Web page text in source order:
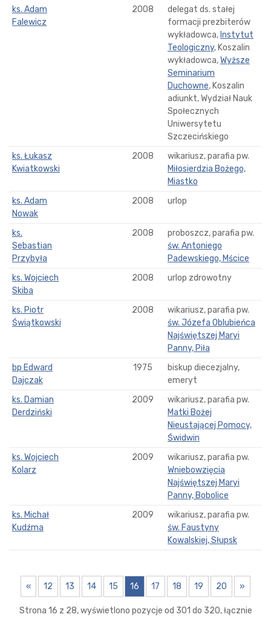
ks. Adam
Falewicz
2008
delegat ds. stałej
formacji prezbiterów
wykładowca, Instytut
Teologiczny, Koszalin
wykładowca,Wyższe
Seminarium
Duchowne, Koszalin
adiunkt, Wydział Nauk
Społecznych
Uniwersytetu
Szczecińskiego
ks. Łukasz
Kwiatkowski
2008
wikariusz, parafia pw.
Miłosierdzia Bożego,
Miastko
ks. Adam
Nowak
2008 urlop
ks.
Sebastian
Przybyła
2008
proboszcz, parafia pw.
św. Antoniego
Padewskiego, Mścice
ks. Wojciech
Skiba
2008 urlop zdrowotny
ks. Piotr
Świątkowski
2008
wikariusz, parafia pw.
św. Józefa Oblubieńca
Najświętszej Maryi
Panny, Piła
bp Edward
Dajczak
1975
biskup diecezjalny,
emeryt
ks. Damian
Derdziński
2009
wikariusz, parafia pw.
Matki Bożej
Nieustającej Pomocy,
Świdwin
ks. Wojciech
Kolarz
2009
wikariusz, parafia pw.
Wniebowzięcia
Najświętszej Maryi
Panny, Bobolice
ks. Michał
Kudźma
2009
wikariusz, parafia pw.
św. Faustyny
Kowalskiej, Słupsk
« 12 13 14 15 16 17 18 19 20 »
Strona 16 z 28, wyświetlono pozycje od 301 do 320, łącznie